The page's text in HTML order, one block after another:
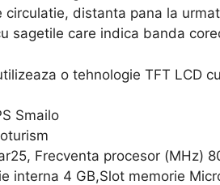
distanta pana la
sagetile care indica banda
o tehnologie TFT LCD
Smailo
Frecventa procesor (MHz)
interna 4 GB,Slot memorie